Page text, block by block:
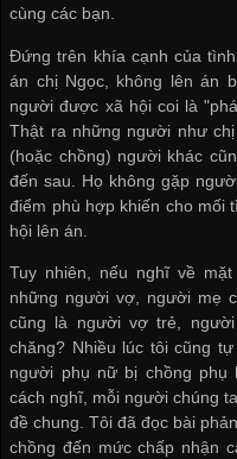
cùng các bạn.
Đứng trên khía cạnh của
án chị Ngọc, không lên án
người được xã hội coi là
Thật ra những người như
(hoặc chồng) người khác
đến sau. Họ không gặp
điểm phù hợp khiến cho mối
hội lên án.
Tuy nhiên, nếu nghĩ về
những người vợ, người mẹ
cũng là người vợ trẻ,
chăng? Nhiều lúc tôi cũng
người phụ nữ bị chồng
cách nghĩ, mỗi người chúng
đề chung. Tôi đã đọc bài
chồng đến mức chấp nhận